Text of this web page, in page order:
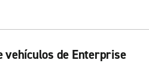
vehículos de Enterprise